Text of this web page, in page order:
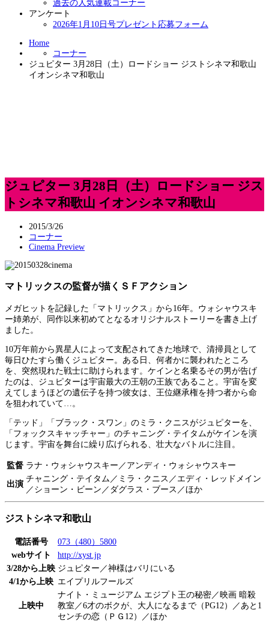
過去の人気連載コーナー
アンケート
2026年1月10日号プレゼント応募フォーム
Home
コーナー
ジュピター 3月28日（土）ロードショー ジストシネマ和歌山
イオンシネマ和歌山
ジュピター 3月28日（土）ロードショー ジス
トシネマ和歌山 イオンシネマ和歌山
2015/3/26
コーナー
Cinema Preview
マトリックスの監督が描くＳＦアクション
メガヒットを記録した「マトリックス」から16年。ウォシャウスキ
ー姉弟が、同作以来初めてとなるオリジナルストーリーを書き上げ
ました。
10万年前から異星人によって支配されてきた地球で、清掃員として
毎日ひたすら働くジュピター。ある日、何者かに襲われたところ
を、突然現れた戦士に助けられます。ケインと名乗るその男が告げ
たのは、ジュピターは宇宙最大の王朝の王族であること。宇宙を変
えてしまうほどの遺伝子を持つ彼女は、王位継承権を持つ者から命
を狙われていて…。
「テッド」「ブラック・スワン」のミラ・クニスがジュピターを、
「フォックスキャッチャー」のチャニング・テイタムがケインを演
じます。宇宙を舞台に繰り広げられる、壮大なバトルに注目。
監督 ラナ・ウォシャウスキー／アンディ・ウォシャウスキー
出演
チャニング・テイタム／ミラ・クニス／エディ・レッドメイン
／ショーン・ビーン／ダグラス・ブース／ほか
ジストシネマ和歌山
電話番号
073（480）5800
webサイト
http://xyst.jp
3/28から上映 ジュピター／神様はバリにいる
4/1から上映 エイプリルフールズ
上映中
ナイト・ミュージアム エジプト王の秘密／映画 暗殺
教室／6才のボクが、大人になるまで（PG12）／あと1
センチの恋（ＰＧ12）／ほか